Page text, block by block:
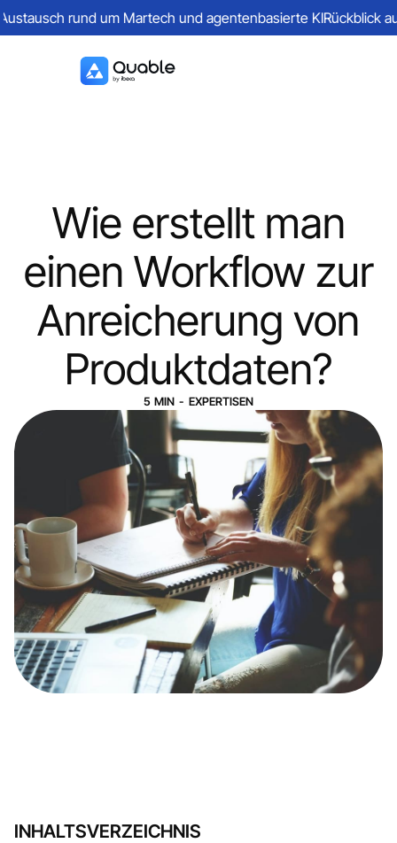
Wie erstellt man
einen Workflow zur
Anreicherung von
Produktdaten?
5 MIN - EXPERTISEN
INHALTSVERZEICHNIS
rund um Martech und agentenbasierte KIRückblick auf